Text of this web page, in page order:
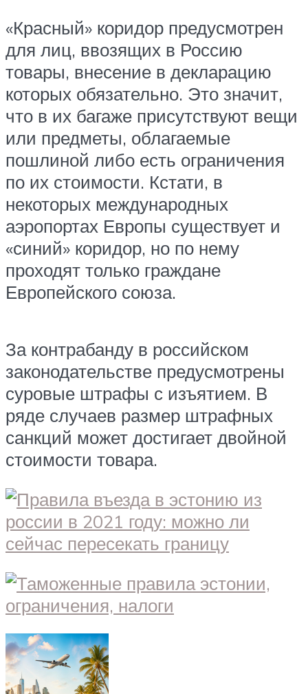
«Красный» коридор предусмотрен
для лиц, ввозящих в Россию
товары, внесение в декларацию
которых обязательно. Это значит,
что в их багаже присутствуют вещи
или предметы, облагаемые
пошлиной либо есть ограничения
по их стоимости. Кстати, в
некоторых международных
аэропортах Европы существует и
«синий» коридор, но по нему
проходят только граждане
Европейского союза.
За контрабанду в российском
законодательстве предусмотрены
суровые штрафы с изъятием. В
ряде случаев размер штрафных
санкций может достигает двойной
стоимости товара.